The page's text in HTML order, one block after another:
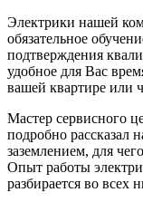
Электрики нашей
обязательное
подтверждения
удобное для Вас
вашей квартире или
Мастер сервисного
подробно рассказал
заземлением, для
Опыт работы
разбирается во всех